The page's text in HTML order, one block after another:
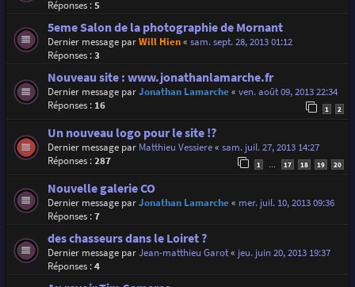
Réponses :5
5eme Salon de la photographie de Mornant
Dernier message parWill Hien« sam. sept. 28, 2013 01:12
Réponses :3
Nouveau site : www.jonathanlamarche.fr
Dernier message parJonathan Lamarche« ven. août 09, 2013 22:34
Réponses : 16 1 2
Un nouveau logo pour le site !?
Dernier message par Matthieu Vessiere« sam. juil. 27, 2013 14:27
Réponses :287 1 17 18 19 20
Nouvelle galerie CO
Dernier message parJonathan Lamarche« mer. juil. 10, 2013 09:36
Réponses :7
des chasseurs dans le Loiret ?
Dernier message parJean-matthieu Garot« jeu. juin 20, 2013 19:37
Réponses :4